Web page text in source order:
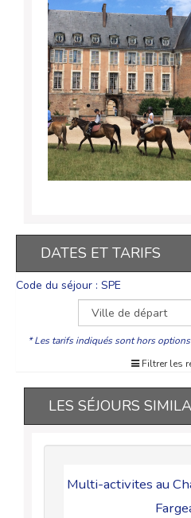
DATES ET TARIFS
Code du séjour : SPE
* Les tarifs indiqués sont hors options
Filtrer les
LES SÉJOURS
Multi-activites au